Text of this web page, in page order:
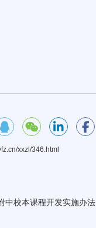
xxzl/346.html
中校本课程开发实施办法